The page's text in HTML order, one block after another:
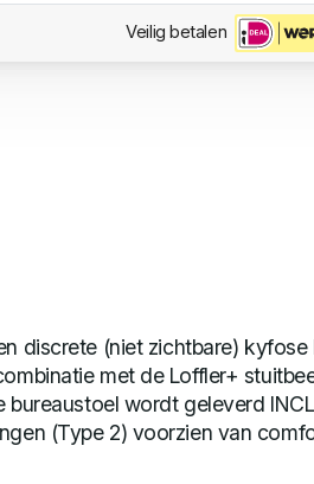
Veilig betalen
discrete (niet zichtbare) kyfose
met de Loffler+
bureaustoel wordt geleverd
(Type 2) voorzien van